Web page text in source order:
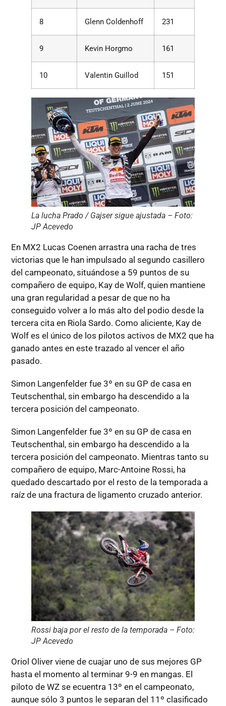
8 Glenn Coldenhoff 231
9 Kevin Horgmo 161
10 Valentin Guillod 151
La lucha Prado / Gajser sigue ajustada – Foto:
JP Acevedo
En MX2 Lucas Coenen arrastra una racha de tres
victorias que le han impulsado al segundo casillero
del campeonato, situándose a 59 puntos de su
compañero de equipo, Kay de Wolf, quien mantiene
una gran regularidad a pesar de que no ha
conseguido volver a lo más alto del podio desde la
tercera cita en Riola Sardo. Como aliciente, Kay de
Wolf es el único de los pilotos activos de MX2 que ha
ganado antes en este trazado al vencer el año
pasado.
Simon Langenfelder fue 3º en su GP de casa en
Teutschenthal, sin embargo ha descendido a la
tercera posición del campeonato.
Simon Langenfelder fue 3º en su GP de casa en
Teutschenthal, sin embargo ha descendido a la
tercera posición del campeonato. Mientras tanto su
compañero de equipo, Marc-Antoine Rossi, ha
quedado descartado por el resto de la temporada a
raíz de una fractura de ligamento cruzado anterior.
Rossi baja por el resto de la temporada – Foto:
JP Acevedo
Oriol Oliver viene de cuajar uno de sus mejores GP
hasta el momento al terminar 9-9 en mangas. El
piloto de WZ se ecuentra 13º en el campeonato,
aunque sólo 3 puntos le separan del 11º clasificado